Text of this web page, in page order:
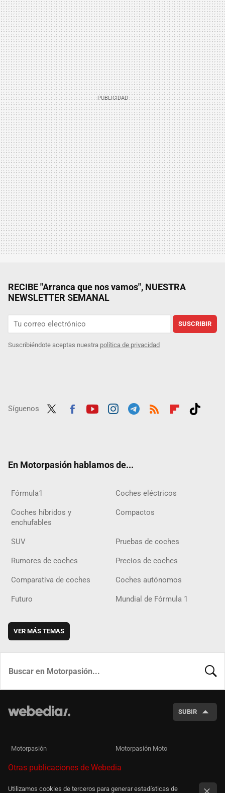
RECIBE "Arranca que nos vamos", NUESTRA
NEWSLETTER SEMANAL
SUSCRIBIR
Suscribiéndote aceptas nuestra política de privacidad
Síguenos
En Motorpasión hablamos de...
Fórmula1 Coches eléctricos
Coches híbridos y
enchufables
Compactos
SUV Pruebas de coches
Rumores de coches Precios de coches
Comparativa de coches Coches autónomos
Futuro Mundial de Fórmula 1
VER MÁS TEMAS
SUBIR
Motorpasión Motorpasión Moto
Otras publicaciones de Webedia
Utilizamos cookies de terceros para generar estadísticas de